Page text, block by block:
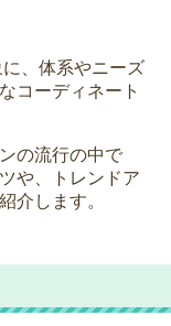
、体系やニーズ
コーディネート
の流行の中で
や、トレンドア
介します。